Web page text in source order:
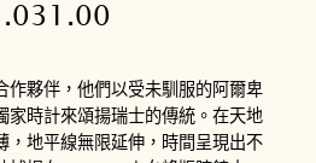
作夥伴，他們以受未馴服的阿爾卑
家時計來頌揚瑞士的傳統。在天地
，地平線無限延伸，時間呈現出不